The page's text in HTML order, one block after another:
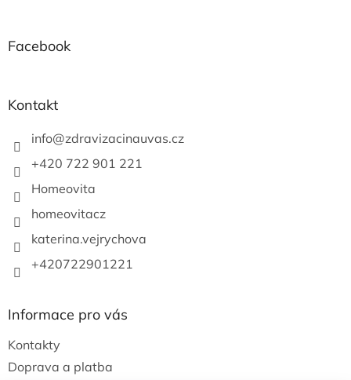
Facebook
Kontakt
info@zdravizacinauvas.cz
+420 722 901 221
Homeovita
homeovitacz
katerina.vejrychova
+420722901221
Informace pro vás
Kontakty
Doprava a platba